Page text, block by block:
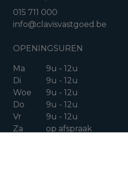
015 711 000
info@clavisvastgoed.be
OPENINGSUREN
Ma 9u - 12u
Di
9u - 12u
Woe
9u - 12u
Do
9u - 12u
Vr
9u - 12u
Za
op afspraak